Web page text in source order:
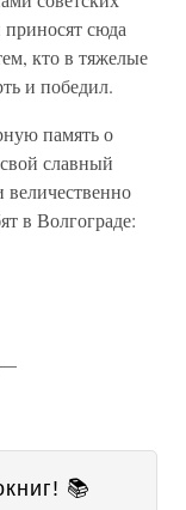
сюда
кто в тяжелые
и победил.
память о
славный
величественно
в Волгограде:
📚